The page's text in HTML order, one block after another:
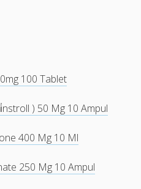
100 Tablet
) 50 Mg 10 Ampul
400 Mg 10 Ml
250 Mg 10 Ampul